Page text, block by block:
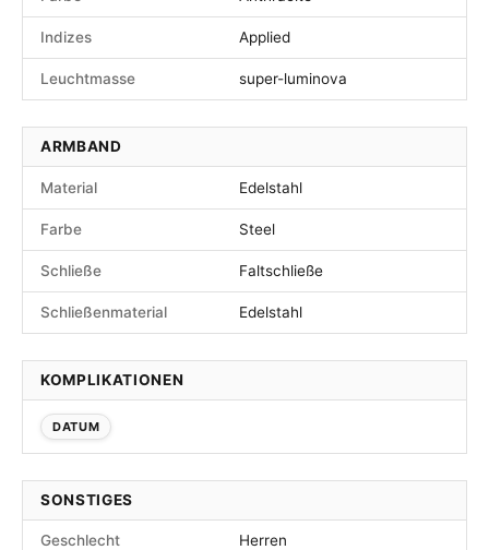
Indizes Applied
Leuchtmasse super-luminova
ARMBAND
Material Edelstahl
Farbe Steel
Schließe Faltschließe
Schließenmaterial Edelstahl
KOMPLIKATIONEN
DATUM
SONSTIGES
Geschlecht Herren